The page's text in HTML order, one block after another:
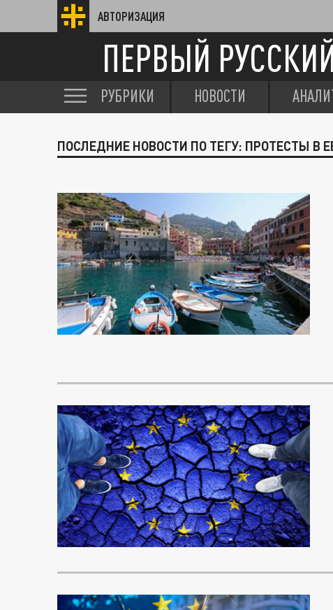
АВТОРИЗАЦИЯ
ПЕРВЫЙ
РУБРИКИ НОВОСТИ
ПОСЛЕДНИЕ НОВОСТИ ПО ТЕГУ: ПРОТЕСТЫ В